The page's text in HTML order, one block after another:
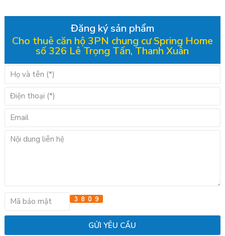
Đăng ký sản phẩm
Cho thuê căn hộ 3PN chung cư Spring Home
số 326 Lê Trọng Tấn, Thanh Xuân